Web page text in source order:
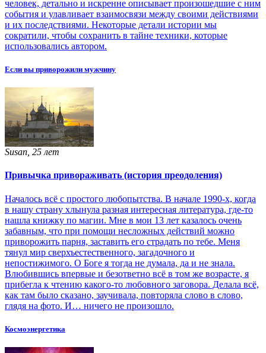
человек, детально и искренне описывает произошедшие с ним
события и улавливает взаимосвязи между своими действиями
и их последствиями. Некоторые детали истории мы
сократили, чтобы сохранить в тайне техники, которые
использовались автором.
Если вы приворожили мужчину
Susan, 25 лет
Привычка привораживать (история преодоления)
Началось всё с простого любопытства. В начале 1990-х, когда
в нашу страну хлынула разная интересная литература, где-то
нашла книжку по магии. Мне в мои 13 лет казалось очень
забавным, что при помощи несложных действий можно
приворожить парня, заставить его страдать по тебе. Меня
тянул мир сверхъестественного, загадочного и
непостижимого. О Боге я тогда не думала, да и не знала.
Влюбившись впервые и безответно всё в том же возрасте, я
прибегла к чтению какого-то любовного заговора. Делала всё,
как там было сказано, заучивала, повторяла слово в слово,
глядя на фото. И… ничего не произошло.
Космоэнергетика